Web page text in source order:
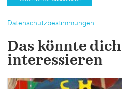
Datenschutzbestimmungen
Das könnte
interessieren